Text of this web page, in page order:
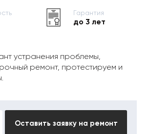
Гарантия
до 3 лет
устранения проблемы,
ремонт, протестируем и
Оставить заявку на ремонт